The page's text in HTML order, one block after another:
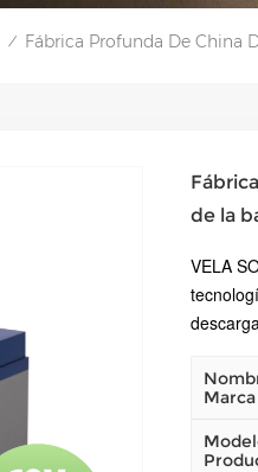
/ Fábrica Profunda De China
de la
VELA
Marca